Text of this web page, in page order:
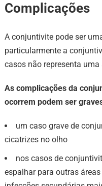
Complicações
A conjuntivite pode ser
particularmente a
casos não representa
As complicações da
ocorrem podem ser
um caso grave de
cicatrizes no olho
nos casos de
espalhar para outras